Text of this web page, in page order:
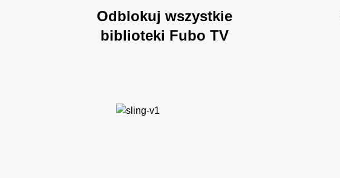
Odblokuj wszystkie
biblioteki Fubo TV